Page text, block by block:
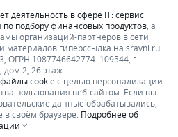
деятельность в сфере IT: сервис
по подбору финансовых продуктов , а
организаций-партнеров в сети
материалов гиперссылка на sravni.ru
ОГРН 1087746642774. 109544, г.
дом 2, 26 этаж.
файлы cookieс целью персонализации
пользования веб-сайтом. Если вы
данные обрабатывались,
своём браузере. Подробнее об